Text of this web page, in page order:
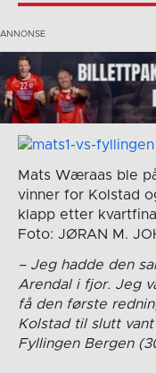
Mats Wæraas ble
vinner for Kolstad
klapp etter
Foto: JØRAN M.
– Jeg hadde den
Arendal i fjor. Jeg
få den første
Kolstad til slutt
Fyllingen Bergen